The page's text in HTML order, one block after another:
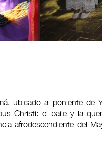
ubicado al poniente de
Christi: el baile y la
afrodescendiente del